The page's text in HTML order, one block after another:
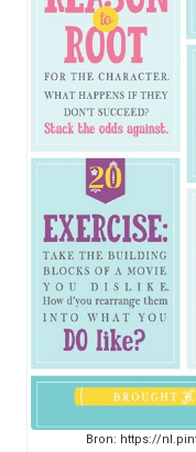
Bron: https://